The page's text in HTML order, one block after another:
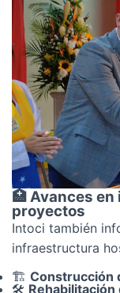
🏥 Avances
proyectos
Intoci también
infraestructura
🏗️ Construcción
🛠️ Rehabilitación